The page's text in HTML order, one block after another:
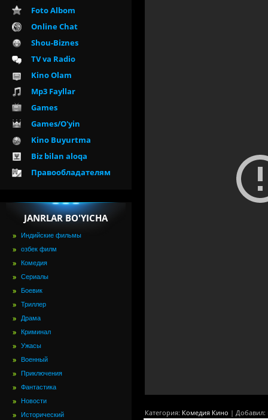
Foto Albom
Online Chat
Shou-Biznes
TV va Radio
Kino Olam
Mp3 Fayllar
Games
Games/O'yin
Kino Buyurtma
Biz bilan aloqa
Правообладателям
JANRLAR BO'YICHA
Индийские фильмы
озбек филм
Комедия
Сериалы
Боевик
Триллер
Драма
Криминал
Ужасы
Военный
Приключения
Фантастика
Новости
Исторический
Категория: Комедия Кино | Добавил: